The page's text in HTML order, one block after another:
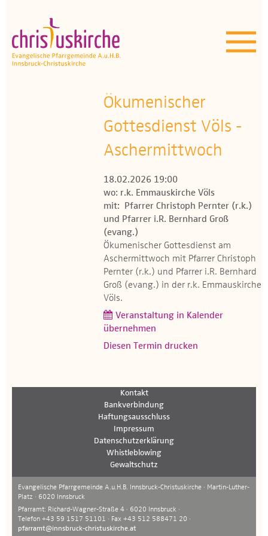
Aktuelles | Über uns
Unser Angebot
Termine
OEZ
Wissenswertes
Medien
Kontakt
Ökumenischer
Gottesdienst Völs -
Aschermittwoch
18.02.2026 19:00
wo: r.k. Emmauskirche Völs
mit: Pfarrer Christoph Pernter (r.k.)
und Pfarrer i.R. Bernhard Groß
(evang.)
Ökumenischer Gottesdienst am
Aschermittwoch mit Pfarrer Christoph
Pernter (r.k.) und Pfarrer i.R. Bernhard
Groß (evang.) in der r.k. Emmauskirche
Völs.
Veranstaltung in Kalender
übernehmen
Diesen Termin drucken
Kontakt
Bankverbindung
Haftungsausschluss
Impressum
Datenschutzerklärung
Whistleblowing
Gewaltschutz
Evangelische Pfarrgemeinde A.u.H.B. Innsbruck-Christuskirche · Martin-Luther-
Platz · 6020 Innsbruck
Pfarramt: Richard-Wagner-Straße 4 · 6020 Innsbruck ·
Telefon +43 59 1517 51101 · Fax +43 512 588471 20 ·
pfarramt@innsbruck-christuskirche.at